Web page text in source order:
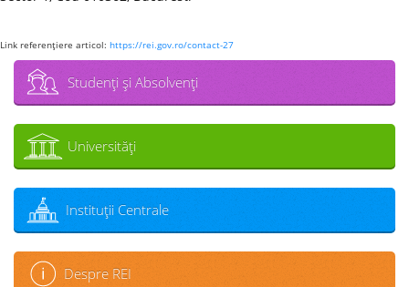
Link referenţiere articol: https://rei.gov.ro/contact-27
Studenţi şi Absolvenţi
Universităţi
Instituţii Centrale
Despre REI